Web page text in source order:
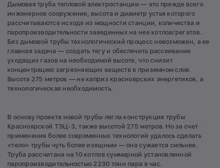
Дымовая труба тепловой электростанции — это прежде всего
инженерное сооружение, высота и диаметр устья которого
рассчитываются исходя из мощности станции, количества и
паропроизводительности заведенных на нее котлоагрегатов.
Без дымовой трубы технологический процесс невозможен, а ее
главная задача — создать тягу и обеспечить рассеивание
уходящих газов на необходимой высоте, что снизит
концентрацию загрязняющих веществ в приземном слое.
Высота 275 метров — не каприз красноярских энергетиков, а
технологическая необходимость.
В основу проекта новой трубы легла конструкция трубы
Красноярской ТЭЦ-3, также высотой 275 метров. Но за счет
применения более современных технологий удалось сделать
«тело» трубы чуть более изящным — она сужается сильнее.
Труба рассчитана на 10 котлов суммарной установленной
паропроизводительностью 2230 тонн пара в час.